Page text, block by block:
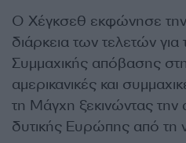
Ο Χέγκσεθ εκφώνησε την
διάρκεια των τελετών για
Συμμαχικής απόβασης
αμερικανικές και
τη Μάγχη ξεκινώντας
δυτικής Ευρώπης από τη